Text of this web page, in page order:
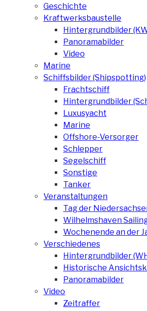
Geschichte
Kraftwerksbaustelle
Hintergrundbilder
Panoramabilder
Video
Marine
Schiffsbilder (Shipspotting)
Frachtschiff
Hintergrundbilder
Luxusyacht
Marine
Offshore-Versorger
Schlepper
Segelschiff
Sonstige
Tanker
Veranstaltungen
Tag der
Wilhelmshaven
Wochenende an der
Verschiedenes
Hintergrundbilder
Historische
Panoramabilder
Video
Zeitraffer